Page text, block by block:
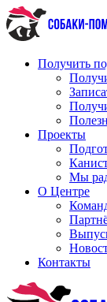
Перейти
к
содержимому
Получить
Проекты
Мы
О Центре
Контакты